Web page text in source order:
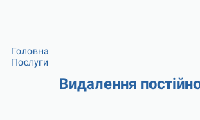
Головна
Послуги
Видалення